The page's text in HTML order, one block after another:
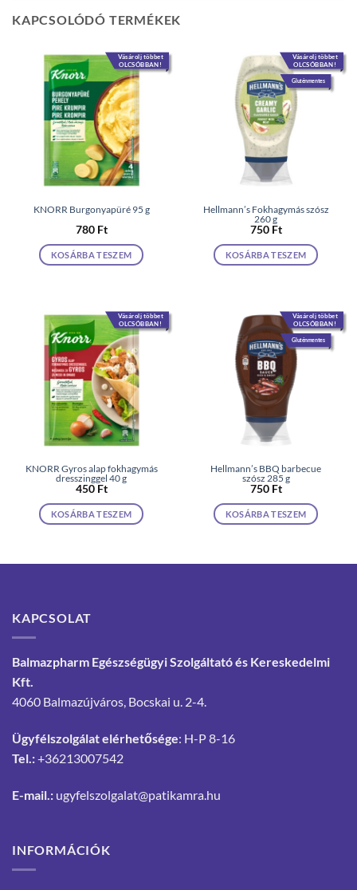
KAPCSOLÓDÓ TERMÉKEK
Vásárolj többet
OLCSÓBBAN!
KNORR Burgonyapüré 95 g
780 Ft
KOSÁRBA TESZEM
Vásárolj többet
OLCSÓBBAN!
Gluténmentes
Hellmann’s Fokhagymás szósz
260 g
750 Ft
KOSÁRBA TESZEM
Vásárolj többet
OLCSÓBBAN!
KNORR Gyros alap fokhagymás
dresszinggel 40 g
450 Ft
KOSÁRBA TESZEM
Vásárolj többet
OLCSÓBBAN!
Gluténmentes
Hellmann’s BBQ barbecue
szósz 285 g
750 Ft
KOSÁRBA TESZEM
KAPCSOLAT
Balmazpharm Egészségügyi Szolgáltató és Kereskedelmi
Kft.
4060 Balmazújváros, Bocskai u. 2-4.
Ügyfélszolgálat elérhetősége: H-P 8-16
Tel.:+36213007542
E-mail.: ugyfelszolgalat@patikamra.hu
INFORMÁCIÓK